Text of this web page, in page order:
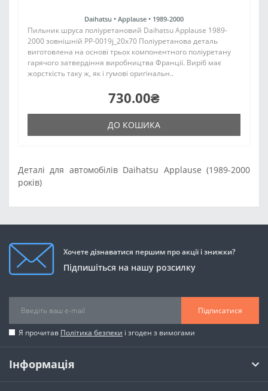
Daihatsu • Applause • 1989-2000
Пильник шруса поліуретановий Daihatsu Applause 1989-
2000 зовнішній PP-0019j_20x70 Поліуретанова деталь
виготовлена на основі трьох компонентного поліуретану
гарячого затвердіння виробництва Франції. Виріб має
жорсткість таку ж, як і гумові оригінальн..
730.00₴
ДО КОШИКА
Деталі для автомобілів Daihatsu Applause (1989-2000
років)
Хочете дізнаватися першим про акції і знижки?
Підпишіться на нашу розсилку
Підписатися
Я прочитав Політика безпеки і згоден з вимогами
Інформація